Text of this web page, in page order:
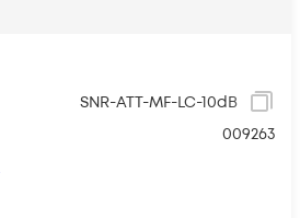
SNR-ATT-MF-LC-10dB
009263